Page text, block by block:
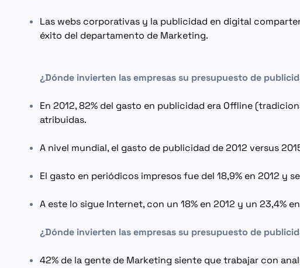
Las webs corporativas y la publicidad en digital
éxito del departamento de Marketing.
¿Dónde invierten las empresas su presupuesto de
En 2012, 82% del gasto en publicidad era Offline
atribuidas.
A nivel mundial, el gasto de publicidad de 2012 versus
El gasto en periódicos impresos fue del 18,9% en 2012 y
A este lo sigue Internet, con un 18% en 2012 y un 23,4%
¿Dónde invierten las empresas su presupuesto de
42% de la gente de Marketing siente que trabajar con